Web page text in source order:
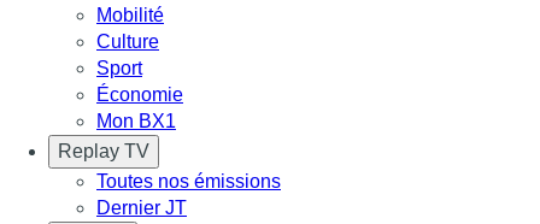
Mobilité
Culture
Sport
Économie
Mon BX1
Replay TV
Toutes nos émissions
Dernier JT